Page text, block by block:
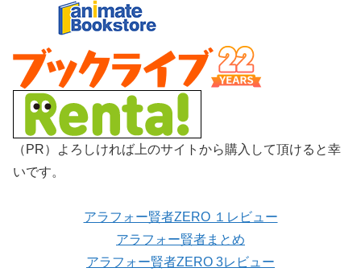
（PR）よろしければ上のサイトから購入して頂けると幸
いです。
アラフォー賢者ZERO １レビュー
アラフォー賢者まとめ
アラフォー賢者ZERO 3レビュー